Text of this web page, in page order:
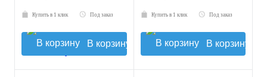
Купить в 1 клик Под заказ
В корзину
Купить в 1 клик Под заказ
В корзину